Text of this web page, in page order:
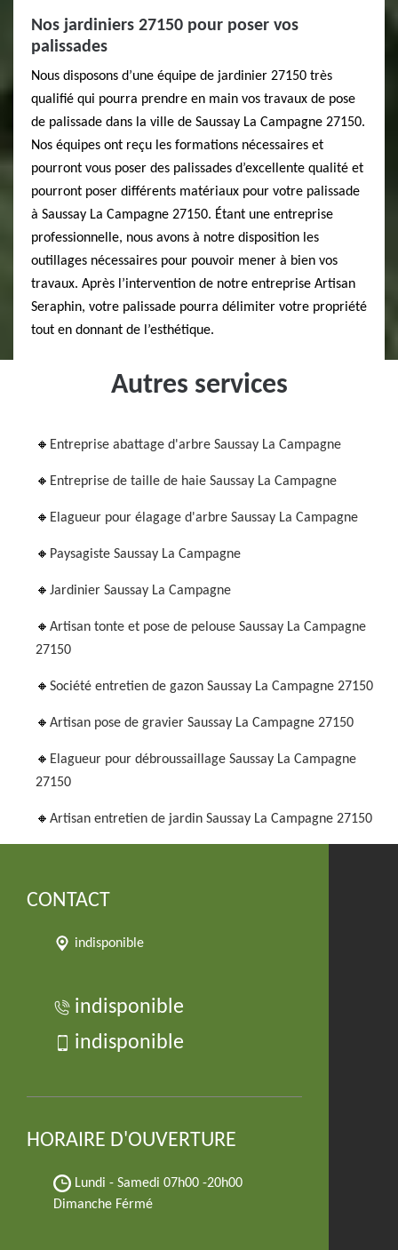
Nos jardiniers 27150 pour poser vos
palissades
Nous disposons d’une équipe de jardinier 27150 très
qualifié qui pourra prendre en main vos travaux de pose
de palissade dans la ville de Saussay La Campagne 27150.
Nos équipes ont reçu les formations nécessaires et
pourront vous poser des palissades d’excellente qualité et
pourront poser différents matériaux pour votre palissade
à Saussay La Campagne 27150. Étant une entreprise
professionnelle, nous avons à notre disposition les
outillages nécessaires pour pouvoir mener à bien vos
travaux. Après l’intervention de notre entreprise Artisan
Seraphin, votre palissade pourra délimiter votre propriété
tout en donnant de l’esthétique.
Autres services
Entreprise abattage d'arbre Saussay La Campagne
Entreprise de taille de haie Saussay La Campagne
Elagueur pour élagage d'arbre Saussay La Campagne
Paysagiste Saussay La Campagne
Jardinier Saussay La Campagne
Artisan tonte et pose de pelouse Saussay La Campagne
27150
Société entretien de gazon Saussay La Campagne 27150
Artisan pose de gravier Saussay La Campagne 27150
Elagueur pour débroussaillage Saussay La Campagne
27150
Artisan entretien de jardin Saussay La Campagne 27150
CONTACT
indisponible
indisponible
indisponible
HORAIRE D'OUVERTURE
Lundi - Samedi 07h00 -20h00
Dimanche Férmé